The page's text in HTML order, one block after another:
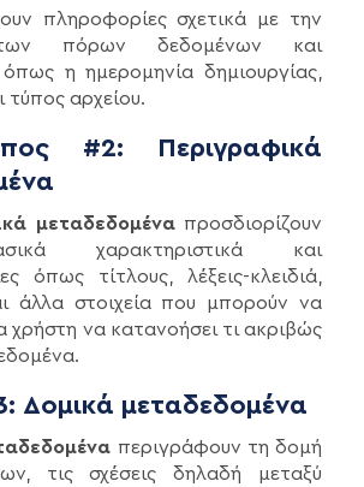
πληροφορίες σχετικά με την
των πόρων δεδομένων και
όπως η ημερομηνία δημιουργίας,
τύπος αρχείου.
Περιγραφικά
μεταδεδομέναπροσδιορίζουν
χαρακτηριστικά και
όπως τίτλους, λέξεις-κλειδιά,
άλλα στοιχεία που μπορούν να
χρήστη να κατανοήσει τι ακριβώς
Δομικά μεταδεδομένα
περιγράφουν τη δομή
τις σχέσεις δηλαδή μεταξύ